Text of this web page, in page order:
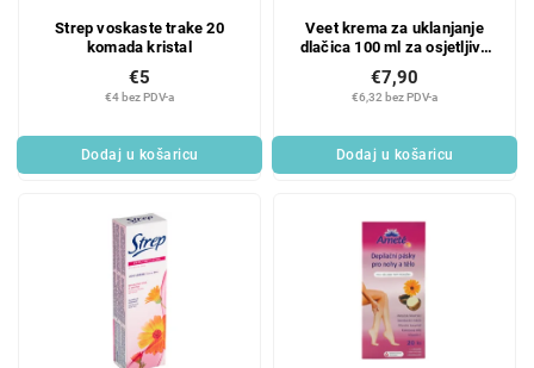
Strep voskaste trake 20
komada kristal
€4 bez PDV-a
€5
Dodaj u košaricu
Veet krema za uklanjanje
dlačica 100 ml za osjetljivu
kožu
€6,32 bez PDV-a
€7,90
Dodaj u košaricu